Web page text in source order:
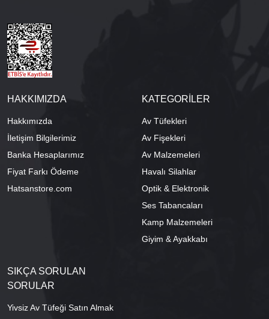
HAKKIMIZDA
Hakkımızda
İletişim Bilgilerimiz
Banka Hesaplarımız
Fiyat Farkı Ödeme
Hatsanstore.com
KATEGORİLER
Av Tüfekleri
Av Fişekleri
Av Malzemeleri
Havalı Silahlar
Optik & Elektronik
Ses Tabancaları
Kamp Malzemeleri
Giyim & Ayakkabı
SIKÇA SORULAN
SORULAR
Yivsiz Av Tüfeği Satın Almak